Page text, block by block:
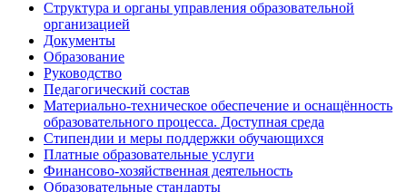
Структура и органы управления образовательной
организацией
Документы
Образование
Руководство
Педагогический состав
Материально-техническое обеспечение и оснащённость
образовательного процесса. Доступная среда
Стипендии и меры поддержки обучающихся
Платные образовательные услуги
Финансово-хозяйственная деятельность
Образовательные стандарты